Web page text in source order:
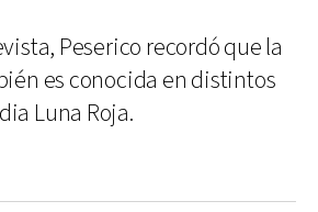
Peserico recordó que la
es conocida en distintos
Luna Roja.